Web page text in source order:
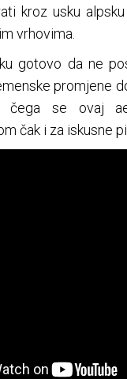
kroz usku
vrhovima.
gotovo da ne
promjene
čega se ovaj
čak i za iskusne